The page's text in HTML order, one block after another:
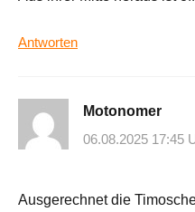
Antworten
Motonomer
06.08.2025 17:45
Ausgerechnet die